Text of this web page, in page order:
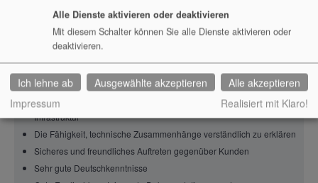
Wir erwarten:
Gute IT-Grundkenntnisse, zum Beispiel in Administration,
Entwicklung, Netzwerk, Linux, Cloud oder IT-Sicherheit
Interesse an Open Source, digitaler Souveränität und moderner
Infrastruktur
Die Fähigkeit, technische Zusammenhänge verständlich zu erklären
Sicheres und freundliches Auftreten gegenüber Kunden
Sehr gute Deutschkenntnisse
Alle Dienste aktivieren oder deaktivieren
Mit diesem Schalter können Sie alle Dienste aktivieren oder
deaktivieren.
Ich lehne ab Ausgewählte akzeptieren
Alle akzeptieren
Impressum
Realisiert mit Klaro!